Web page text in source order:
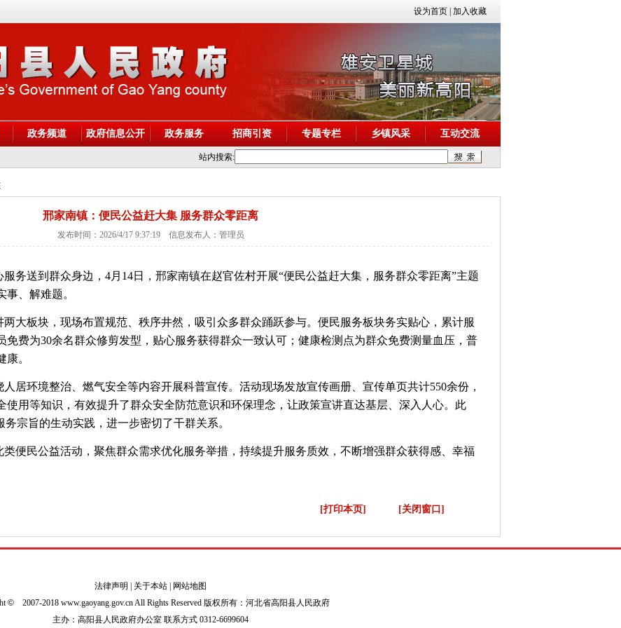
设为首页 加入收藏
政务频道 政府信息公开 政务服务 招商引资 专题专栏 乡镇风采 互动交流
站内搜索:
邢家南镇：便民公益赶大集 服务群众零距离
发布时间：2026/4/17 9:37:19 信息发布人：管理员
务送到群众身边，4月14日，邢家南镇在赵官佐村开展“便民公益赶大集，服务群众零距离”主题
、解难题。
大板块，现场布置规范、秩序井然，吸引众多群众踊跃参与。便民服务板块务实贴心，累计服
免费为30余名群众修剪发型，贴心服务获得群众一致认可；健康检测点为群众免费测量血压，普
。
居环境整治、燃气安全等内容开展科普宣传。活动现场发放宣传画册、宣传单页共计550余份，
使用等知识，有效提升了群众安全防范意识和环保理念，让政策宣讲直达基层、深入人心。此
宗旨的生动实践，进一步密切了干群关系。
便民公益活动，聚焦群众需求优化服务举措，持续提升服务质效，不断增强群众获得感、幸福
[打印本页] [关闭窗口]
法律声明 关于本站
网站地图
©2007-2018 www.gaoyang.gov.cn All Rights Reserved 版权所有：河北省高阳县人民政府
主办：高阳县人民政府办公室 联系方式 0312-6699604